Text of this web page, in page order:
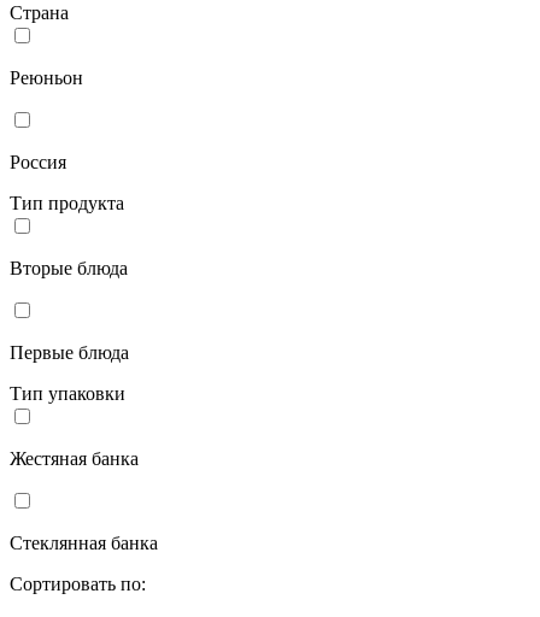
Страна
Реюньон
Россия
Тип продукта
Вторые блюда
Первые блюда
Тип упаковки
Жестяная банка
Стеклянная банка
Сортировать по: